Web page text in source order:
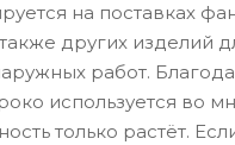
на поставках
также других изделий
работ.
используется во
только растёт.